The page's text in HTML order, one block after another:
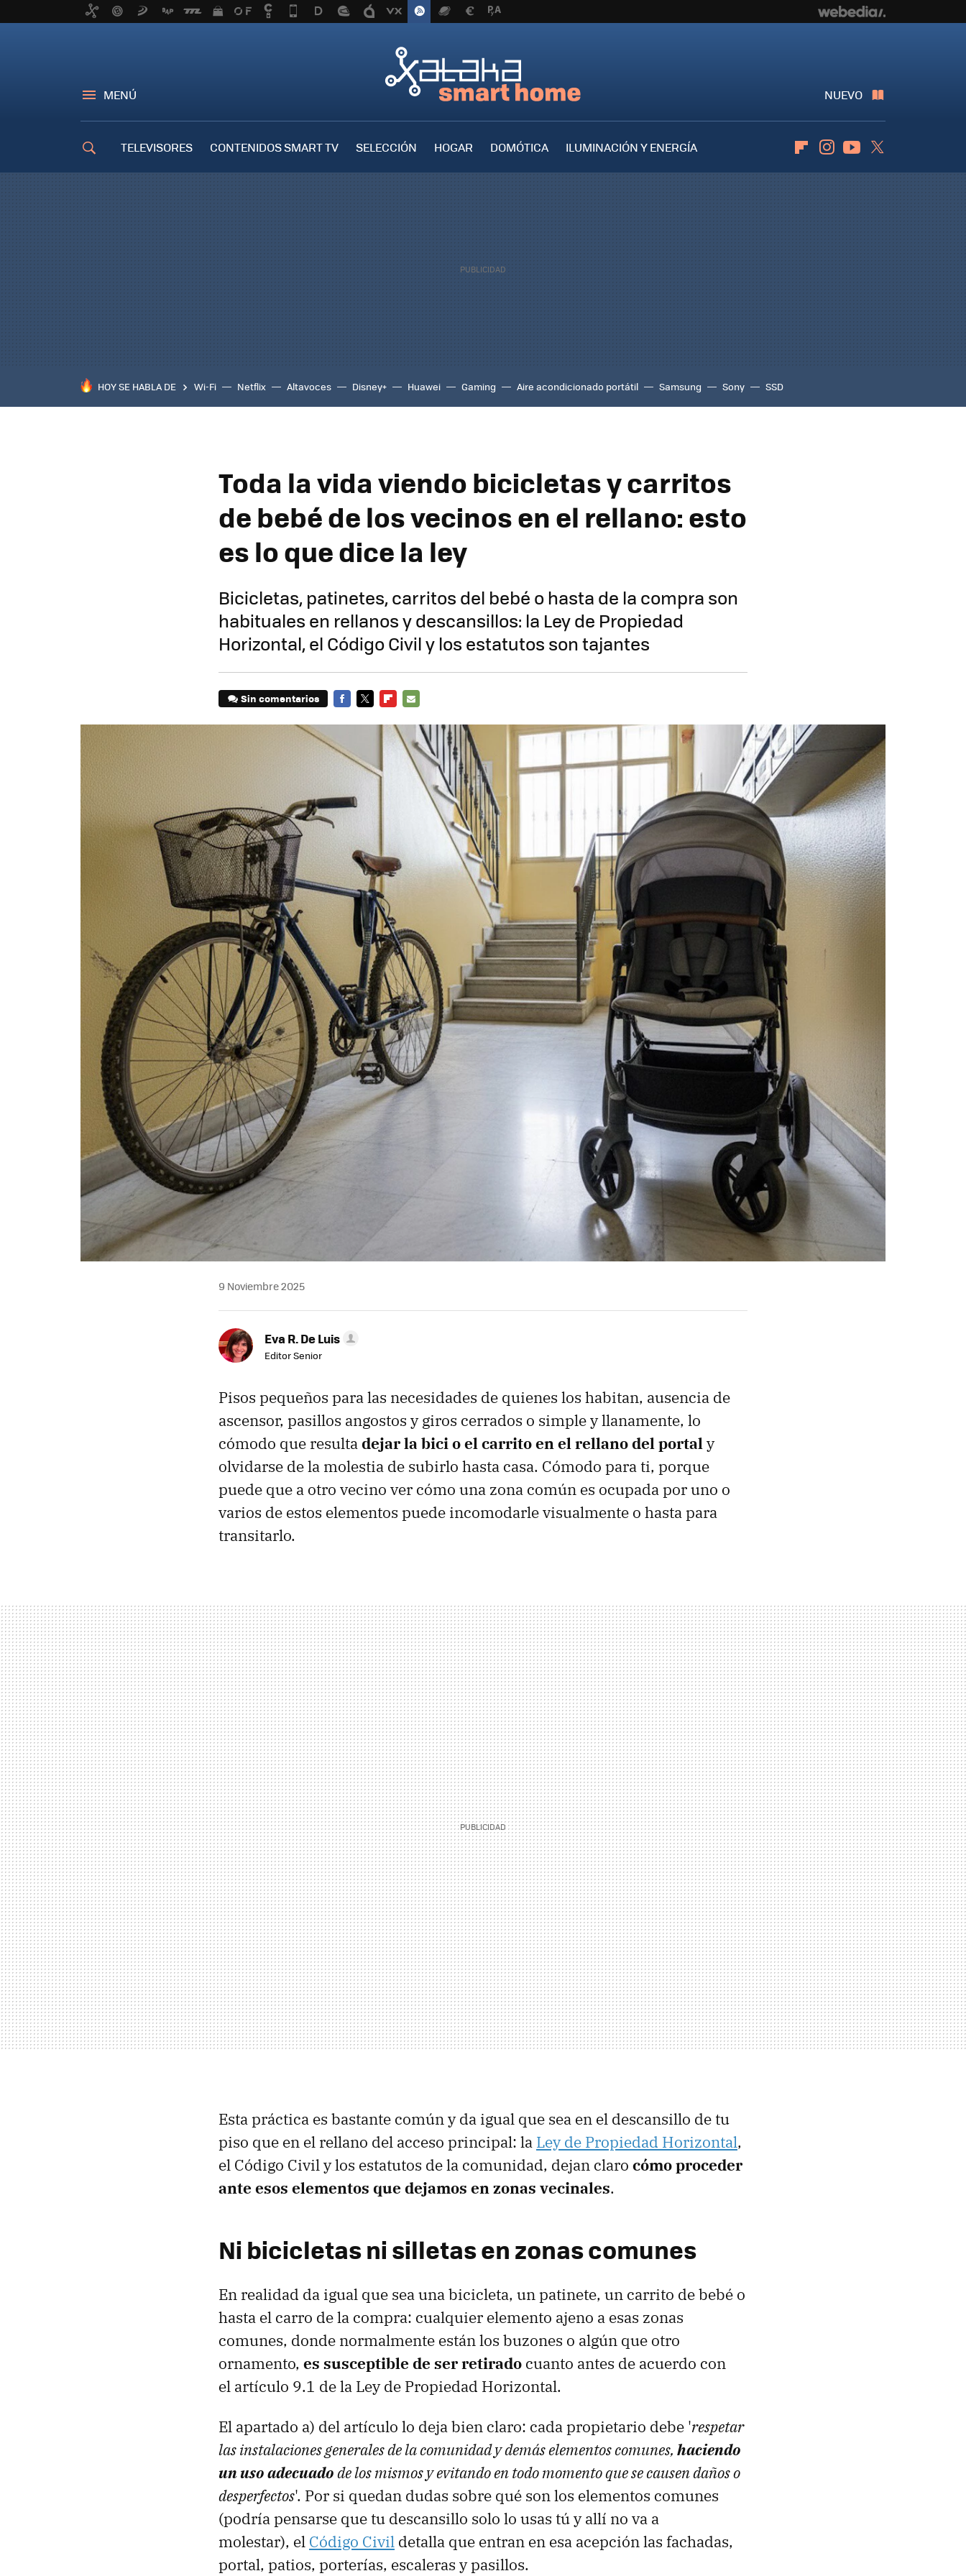
MENÚ NUEVO
TELEVISORES CONTENIDOS SMART TV SELECCIÓN HOGAR DOMÓTICA
ILUMINACIÓN Y ENERGÍA
FlipboardInstagramYoutube
HOY SE HABLA DE Wi-Fi Netflix Altavoces Disney+ Huawei Gaming Aire acondicionado portátil Samsung Sony SSD
Toda la vida viendo bicicletas y carritos
de bebé de los vecinos en el rellano: esto
es lo que dice la ley
Bicicletas, patinetes, carritos del bebé o hasta de la compra son
habituales en rellanos y descansillos: la Ley de Propiedad
Horizontal, el Código Civil y los estatutos son tajantes
Sin comentarios
MAIL
9 Noviembre 2025
Eva R. De Luis
Editor Senior
Pisos pequeños para las necesidades de quienes los habitan, ausencia de
ascensor, pasillos angostos y giros cerrados o simple y llanamente, lo
cómodo que resultadejar la bici o el carrito en el rellano del portaly
olvidarse de la molestia de subirlo hasta casa. Cómodo para ti, porque
puede que a otro vecino ver cómo una zona común es ocupada por uno o
varios de estos elementos puede incomodarle visualmente o hasta para
transitarlo.
Esta práctica es bastante común y da igual que sea en el descansillo de tu
piso que en el rellano del acceso principal: la Ley de Propiedad Horizontal,
el Código Civil y los estatutos de la comunidad, dejan claro cómo proceder
ante esos elementos que dejamos en zonas vecinales.
Ni bicicletas ni silletas en zonas comunes
En realidad da igual que sea una bicicleta, un patinete, un carrito de bebé o
hasta el carro de la compra: cualquier elemento ajeno a esas zonas
comunes, donde normalmente están los buzones o algún que otro
ornamento, es susceptible de ser retirado cuanto antes de acuerdo con
el artículo 9.1 de la Ley de Propiedad Horizontal.
El apartado a) del artículo lo deja bien claro: cada propietario debe 'respetar
las instalaciones generales de la comunidad y demás elementos comunes, haciendo
un uso adecuadode los mismos y evitando en todo momento que se causen daños o
desperfectos'. Por si quedan dudas sobre qué son los elementos comunes
(podría pensarse que tu descansillo solo lo usas tú y allí no va a
molestar), el Código Civil detalla que entran en esa acepción las fachadas,
portal, patios, porterías, escaleras y pasillos.